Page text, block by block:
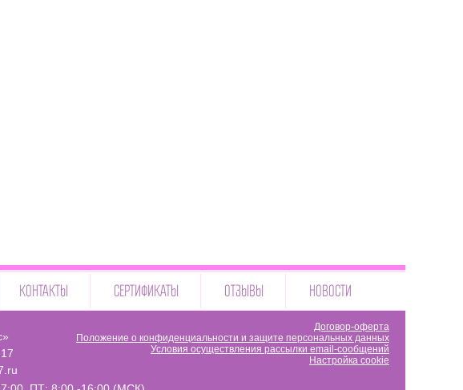
КОНТАКТЫ СЕРТИФИКАТЫ ОТЗЫВЫ НОВОСТИ
Договор-оферта
Положение о конфиденциальности и защите персональных данных
Условия осуществления рассылки email-сообщений
Настройка cookie